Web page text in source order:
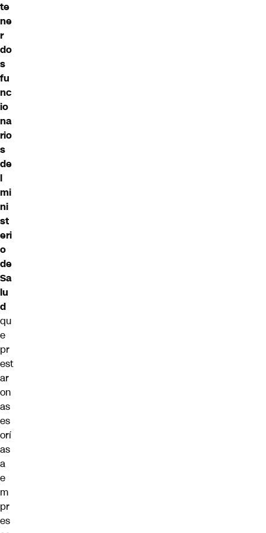
te
ne
r
do
s
fu
nc
io
na
rio
s
de
l
mi
ni
st
eri
o
de
Sa
lu
d
qu
e
pr
est
ar
on
as
es
orí
as
a
e
m
pr
es